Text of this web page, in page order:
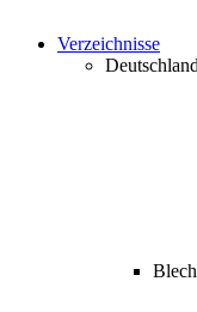
Verzeichnisse
Deutschland